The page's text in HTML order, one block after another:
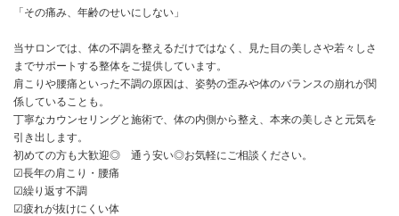
ヘアカタログ
メンズカタログ
「その痛み、年齢のせいにしない」
当サロンでは、体の不調を整えるだけではなく、見た目の美しさや若々しさ
までサポートする整体をご提供しています。
肩こりや腰痛といった不調の原因は、姿勢の歪みや体のバランスの崩れが関
係していることも。
丁寧なカウンセリングと施術で、体の内側から整え、本来の美しさと元気を
引き出します。
初めての方も大歓迎◎ 通う安い◎お気軽にご相談ください。
☑長年の肩こり・腰痛
☑繰り返す不調
☑疲れが抜けにくい体